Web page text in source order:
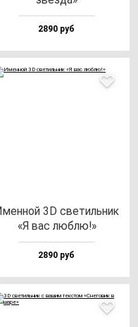
2890 руб
3D све­тиль­ник
«Я вас люб­лю!»
2890 руб